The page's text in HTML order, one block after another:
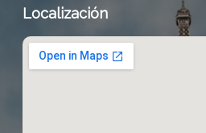
Localización